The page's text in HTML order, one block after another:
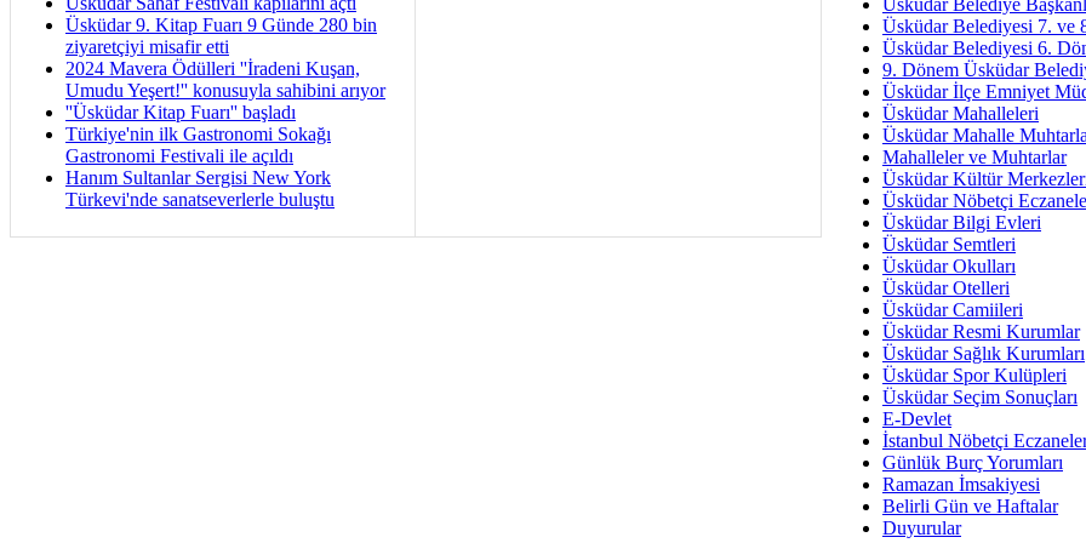
Üsküdar 9. Kitap Fuarı 9 Günde 280 bin
ziyaretçiyi misafir etti
2024 Mavera Ödülleri ''İradeni Kuşan,
Umudu Yeşert!'' konusuyla sahibini arıyor
''Üsküdar Kitap Fuarı'' başladı
Türkiye'nin ilk Gastronomi Sokağı
Gastronomi Festivali ile açıldı
Hanım Sultanlar Sergisi New York
Türkevi'nde sanatseverlerle buluştu
İmar Sorunlarının Genel
Arakan
Bayramın
Ruhsal
Üsküdar
Üsküdar Belediye
Üsküdar Belediyesi 7. ve
Üsküdar Belediyesi 6.
9. Dönem Üsküdar
Üsküdar İlçe Emniyet
Üsküdar Mahalleleri
Üsküdar Mahalle
Mahalleler ve Muhtarlar
Üsküdar Kültür
Üsküdar Nöbetçi
Üsküdar Bilgi Evleri
Üsküdar Semtleri
Üsküdar Okulları
Üsküdar Otelleri
Üsküdar Camiileri
Üsküdar Resmi Kurumlar
Üsküdar Sağlık Kurumları
Üsküdar Spor Kulüpleri
Üsküdar Seçim Sonuçları
E-Devlet
İstanbul Nöbetçi
Günlük Burç Yorumları
Ramazan İmsakiyesi
Belirli Gün ve Haftalar
Duyurular